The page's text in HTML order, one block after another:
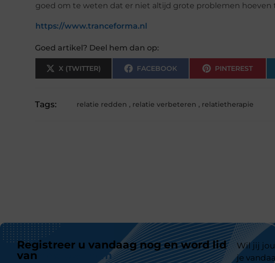
goed om te weten dat er niet altijd grote problemen hoeven
https://www.tranceforma.nl
Goed artikel? Deel hem dan op:
X (TWITTER) FACEBOOK PINTEREST
Tags: relatie redden , relatie verbeteren , relatietherapie
Registreer u vandaag nog en word lid
van
ons platform
Wil jij
je